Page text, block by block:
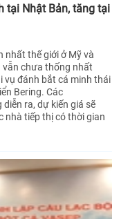
tại Nhật Bản, tăng tại
nhất thế giới ở Mỹ và
chưa thống nhất
vụ đánh bắt cá minh thái
Bering. Các
ra, dự kiến ​​giá sẽ
nhà tiếp thị có thời gian